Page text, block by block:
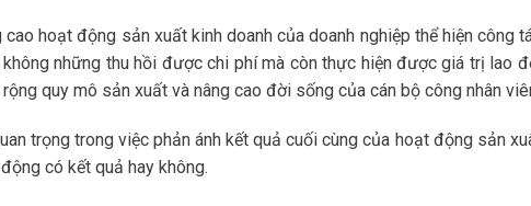
hoạt động sản xuất kinh doanh của doanh nghiệp thể hiện công
những thu hồi được chi phí mà còn thực hiện được giá trị lao
quy mô sản xuất và nâng cao đời sống của cán bộ công nhân
trọng trong việc phản ánh kết quả cuối cùng của hoạt động sản
có kết quả hay không.